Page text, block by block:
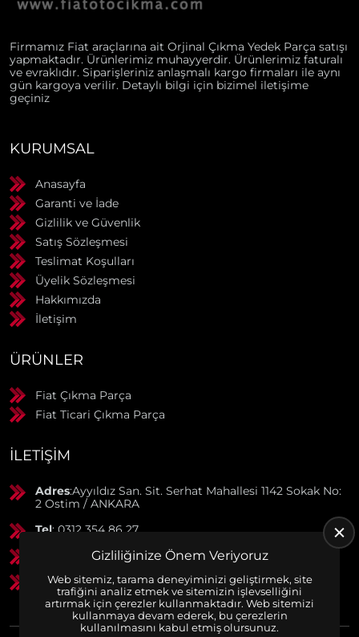
Firmamız Fiat araçlarına ait Orjinal Çıkma Yedek Parça satışı
yapmaktadır. Ürünlerimiz muhayyerdir. Ürünlerimiz faturalı
ve evraklıdır. Siparişleriniz anlaşmalı kargo firmaları ile aynı
gün kargoya verilir. Detaylı bilgi için bizimel iletişime
geçiniz
KURUMSAL
Anasayfa
Garanti ve İade
Gizlilik ve Güvenlik
Satış Sözleşmesi
Teslimat Koşulları
Üyelik Sözleşmesi
Hakkımızda
İletişim
ÜRÜNLER
Fiat Çıkma Parça
Fiat Ticari Çıkma Parça
İLETIŞIM
Adres:Ayyıldız San. Sit. Serhat Mahallesi 1142 Sokak No:
2 Ostim / ANKARA
Tel: 0312 354 86 27
: 0506 369 50 55
GSM: 0553 790 38 01
Gizliliğinize Önem Veriyoruz
Web sitemiz, tarama deneyiminizi geliştirmek, site
trafiğini analiz etmek ve sitemizin işlevselliğini
artırmak için çerezler kullanmaktadır. Web sitemizi
kullanmaya devam ederek, bu çerezlerin
kullanılmasını kabul etmiş olursunuz.